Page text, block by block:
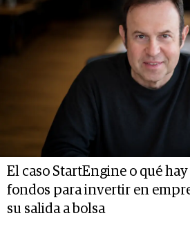
El caso StartEngine o qué
fondos para invertir en
su salida a bolsa